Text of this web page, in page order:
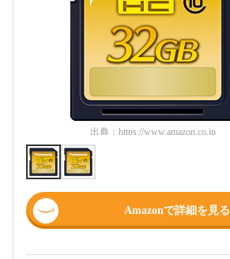
出典： https://www.amazon.co.jp
Amazonで詳細を見る